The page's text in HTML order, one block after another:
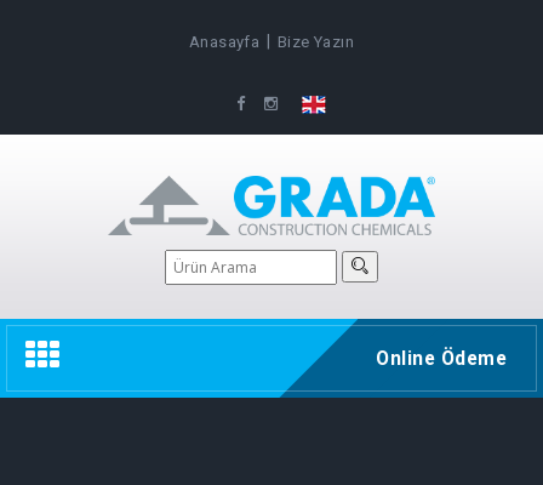
Anasayfa Bize Yazın
Toggle
navigation
Online Ödeme